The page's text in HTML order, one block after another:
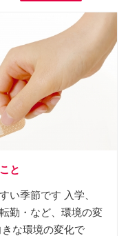
と
い季節です 入学、
勤・など、環境の変
な環境の変化で